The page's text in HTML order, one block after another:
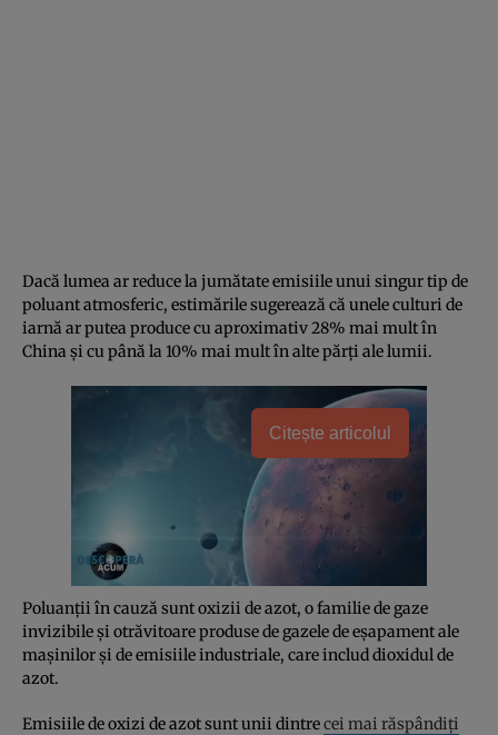
Dacă lumea ar reduce la jumătate emisiile unui singur tip de
poluant atmosferic, estimările sugerează că unele culturi de
iarnă ar putea produce cu aproximativ 28% mai mult în
China și cu până la 10% mai mult în alte părți ale lumii.
Citește articolul
Poluanții în cauză sunt oxizii de azot, o familie de gaze
invizibile și otrăvitoare produse de gazele de eșapament ale
mașinilor și de emisiile industriale, care includ dioxidul de
azot.
Emisiile de oxizi de azot sunt unii dintrecei mai răspândiți